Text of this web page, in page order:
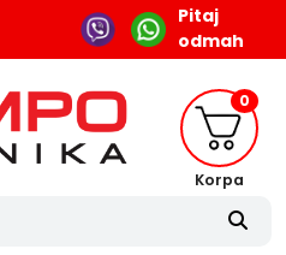
Pitaj
odmah
0
Korpa